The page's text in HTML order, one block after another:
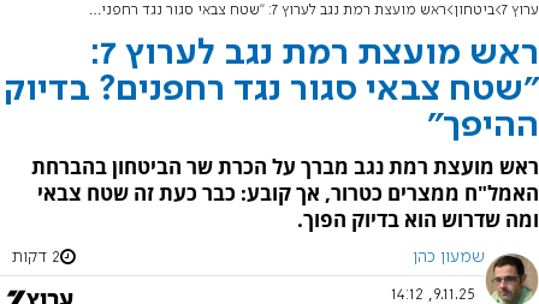
ערוץ 7 ביטחון ראש מועצת רמת נגב לערוץ 7: "שטח צבאי סגור נגד רחפנים? בדיוק ההיפך"
ראש מועצת רמת נגב לערוץ 7:
"שטח צבאי סגור נגד רחפנים? בדיוק
ההיפך"
ראש מועצת רמת נגב מברך על הכרת שר הביטחון בהברחת
האמל"ח ממצרים כטרור, אך קובע: כבר כעת זה שטח צבאי
ומה שדרוש הוא בדיוק הפוך.
שמעון כהן 2 דקות
9.11.25, 14:12